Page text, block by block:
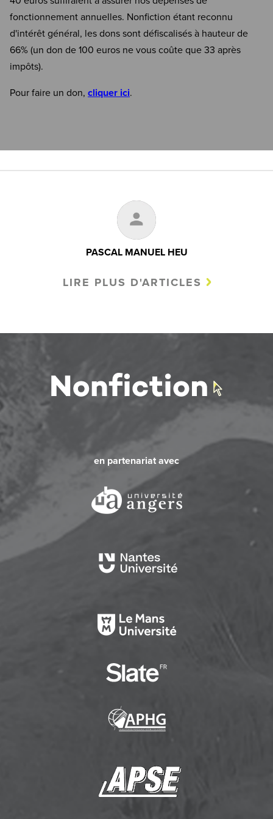
fonctionnement annuelles. Nonfiction étant reconnu
d'intérêt général, les dons sont défiscalisés à hauteur de
66% (un don de 100 euros ne vous coûte que 33 après
impôts).
Pour faire un don, cliquer ici.
PASCAL MANUEL HEU
LIRE PLUS D'ARTICLES
en partenariat avec